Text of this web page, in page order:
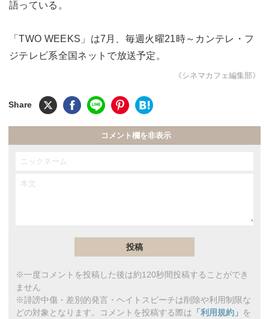
語っている。
「TWO WEEKS」は7月、毎週火曜21時～カンテレ・フ
ジテレビ系全国ネットで放送予定。
《シネマカフェ編集部》
コメント欄を非表示
※一度コメントを投稿した後は約120秒間投稿することができ
ません
※誹謗中傷・差別的発言・ヘイトスピーチは削除や利用制限な
どの対象となります。コメントを投稿する際は 「利用規約」 を